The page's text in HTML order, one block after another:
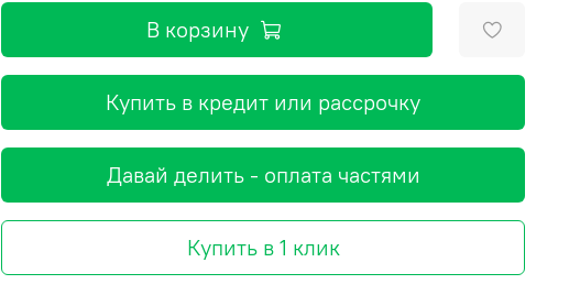
В корзину
Купить в кредит или рассрочку
Давай делить - оплата частями
Купить в 1 клик